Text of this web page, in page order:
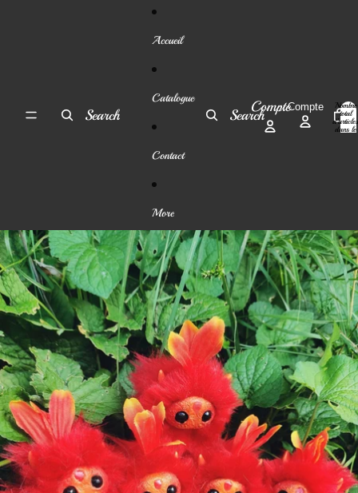
Search
Accueil
Catalogue
Contact
More
SearchCompteCompte Nombre
total
dans le
Passer aux informations sur le produit